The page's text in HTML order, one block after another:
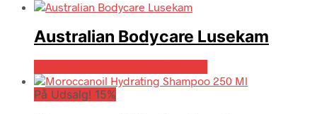
Australian Bodycare Lusekam
På Udsalg! 15%